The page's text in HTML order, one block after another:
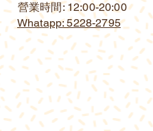
營業時間: 12:00-20:00
Whatapp: 5228-2795